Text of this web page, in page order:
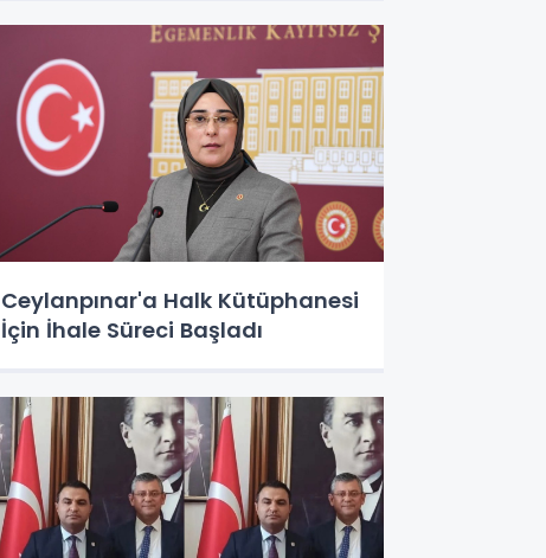
Ceylanpınar'a Halk Kütüphanesi
İçin İhale Süreci Başladı